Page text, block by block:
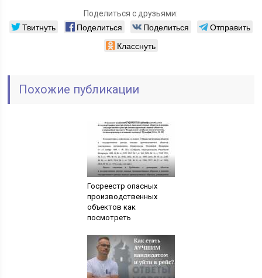
Поделиться с друзьями:
Твитнуть Поделиться Поделиться
Отправить
Класснуть
Похожие публикации
Госреестр опасных
производственных
объектов как
посмотреть